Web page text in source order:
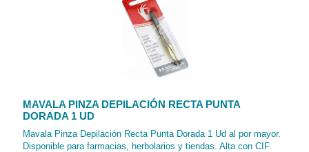
MAVALA PINZA DEPILACIÓN RECTA PUNTA
DORADA 1 UD
Mavala Pinza Depilación Recta Punta Dorada 1 Ud al por mayor.
Disponible para farmacias, herbolarios y tiendas. Alta con CIF.